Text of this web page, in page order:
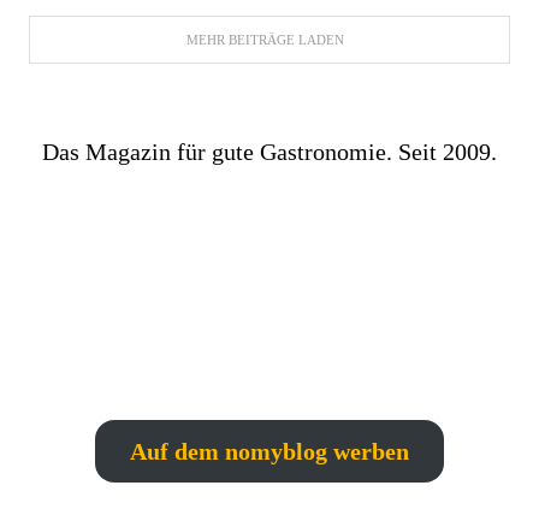
MEHR BEITRÄGE LADEN
Das Magazin für gute Gastronomie. Seit 2009.
Auf dem nomyblog werben